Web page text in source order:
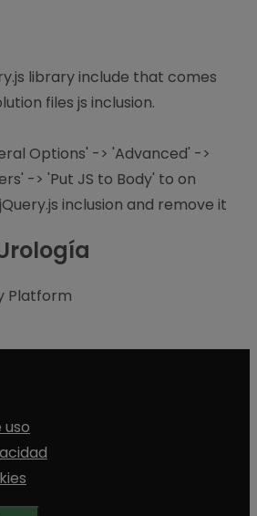
library include that comes
files js inclusion.
Options' -> 'Advanced' ->
-> 'Put JS to Body' to on
inclusion and remove it
Platform
uso